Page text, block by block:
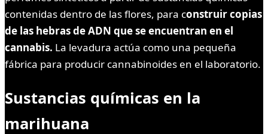
contenidas dentro de las flores, para construir copias
de las hebras de ADN que se encuentran en el
cannabis. La levadura actúa como una pequeña
fábrica para producir cannabinoides en el laboratorio.
Sustancias químicas en la
marihuana